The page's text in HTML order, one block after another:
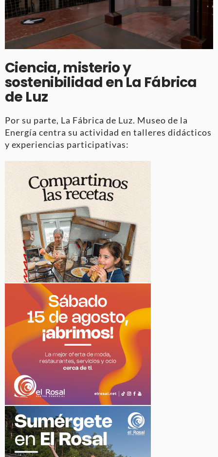
Ciencia, misterio y
sostenibilidad en La Fábrica
de Luz
Por su parte, La Fábrica de Luz. Museo de la
Energía centra su actividad en talleres didácticos
y experiencias participativas: